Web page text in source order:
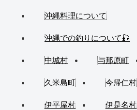
沖縄料理について
沖縄での釣りについて🎣
中城村 与那原町
久米島町 今帰仁村
伊平屋村 伊是名村